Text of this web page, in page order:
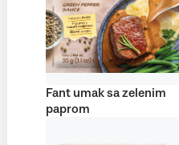
Fant umak sa zelenim
paprom